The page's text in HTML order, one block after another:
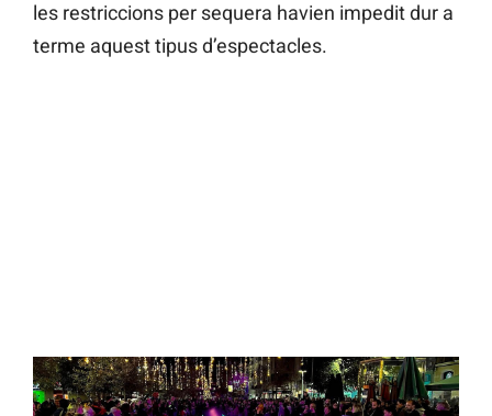
les restriccions per sequera havien impedit dur a
terme aquest tipus d’espectacles.